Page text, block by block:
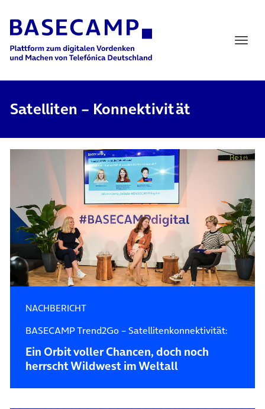
Main Navigation
Satelliten – Konnektivität
NACHBERICHT
BASECAMP Trend2Go – Satellitenkonnektivität:
Ein Orbit voller Chancen, doch noch
herrscht Wildwest im Weltall